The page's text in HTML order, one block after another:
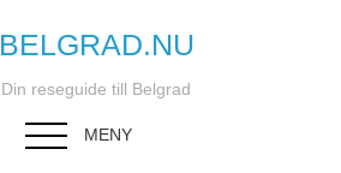
BELGRAD.NU
Din reseguide till Belgrad
MENY